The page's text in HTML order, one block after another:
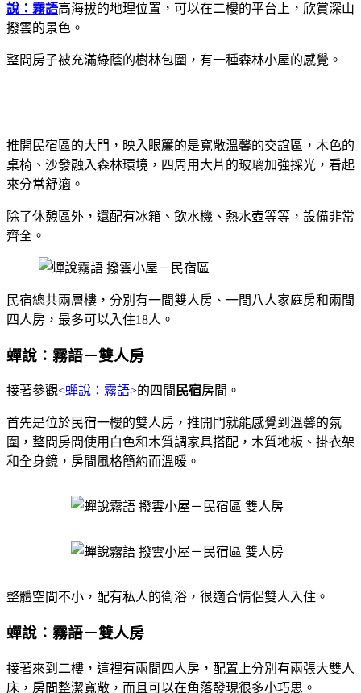
說：霧語高海拔的地理位置，可以在二樓的平台上，欣賞深山
撥雲的景色。
整間房子被充滿綠蔭的樹林包圍，有一種森林小屋的感覺。
推開民宿區的大門，映入眼簾的是寬敞溫馨的交誼區，木色的
桌椅、沙發融入森林環境，四周用大片的玻璃加強採光，看起
來分常舒適。
除了休憩區外，還配有冰箱、飲水機、熱水壺等等，設備非常
齊全。
民宿總共兩層樓，分別有一間雙人房、一間八人家庭房和兩間
四人房，最多可以入住18人。
蟬說：霧語－雙人房
接著參觀<蟬說：霧語>的四間 民宿房間。
首先是位於民宿一樓的雙人房，推開門就能感覺到溫馨的氛
圍，整間房間使用白色和木質調家具搭配，木質地板、掛衣架
和全身鏡，房間風格簡約而溫暖。
整體空間不小，配有私人的衛浴，很適合情侶雙人入住。
蟬說：霧語－雙人房
接著來到二樓，這裡有兩間四人房，配置上分別有兩張大雙人
床，房間整潔寬敞，而且可以在角落發現很多小巧思。